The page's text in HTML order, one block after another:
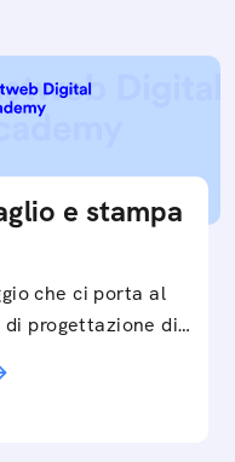
e stampa
che ci porta al
progettazione di